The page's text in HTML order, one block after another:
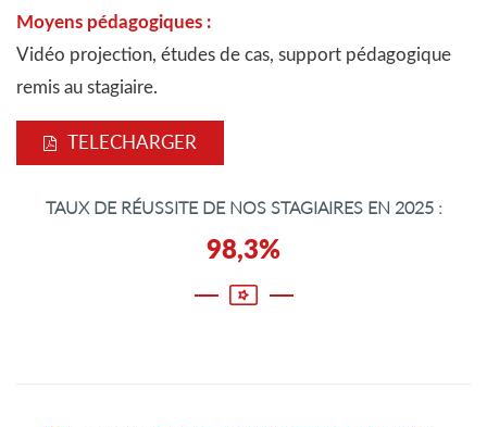
Moyens pédagogiques :
Vidéo projection, études de cas, support pédagogique
remis au stagiaire.
TELECHARGER
TAUX DE RÉUSSITE DE NOS STAGIAIRES EN 2025 :
98,3%